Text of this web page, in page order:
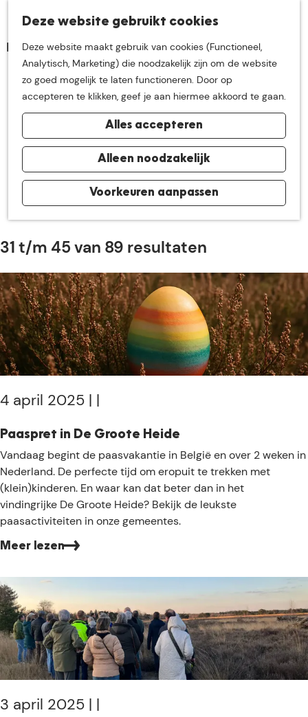
Deze website gebruikt cookies
Deze website maakt gebruik van cookies (Functioneel,
Analytisch, Marketing) die noodzakelijk zijn om de website
zo goed mogelijk te laten functioneren. Door op
accepteren te klikken, geef je aan hiermee akkoord te gaan.
Alles accepteren
Alleen noodzakelijk
Voorkeuren aanpassen
e
a
g
e
K
a
r
t
Z
e
k
e
n
M
e
n
u
Nieuws uit De Groote
Heide
De leukste nieuwtjes, mooiste verhalen en andere
interessante wetenswaardigheden vind je hier. Lees onze
verhalen en laat je inspireren.
31 t/m 45 van 89 resultaten
Paaspret in De Groote Heide
4 april 2025 | |
P
a
a
s
p
e
i
n
D
e
G
r
o
Vandaag begint de paasvakantie in België en over 2 weken in
Nederland. De perfecte tijd om eropuit te trekken met
(klein)kinderen. En waar kan dat beter dan in het
vindingrijke De Groote Heide? Bekijk de leukste
paasactiviteiten in onze gemeentes.
Meer lezen
r
P
a
a
s
r
3 april 2025 | |
Neem me vandaag
mee op een leuke
ontdekkingstocht in
de buurt van
De Groote Heide